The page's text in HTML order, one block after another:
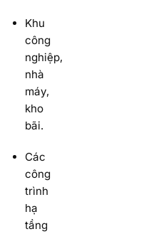
Khu
công
nghiệp,
nhà
máy,
kho
bãi.
Các
công
trình
hạ
tầng